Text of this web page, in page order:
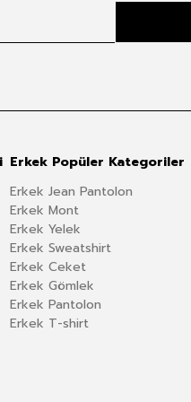
Erkek Popüler Kategoriler
Erkek Jean Pantolon
Erkek Mont
Erkek Yelek
Erkek Sweatshirt
Erkek Ceket
Erkek Gömlek
Erkek Pantolon
Erkek T-shirt